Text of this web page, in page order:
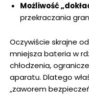
Możliwość
przekraczania
Oczywiście skrajne
mniejsza bateria w
chłodzenia,
aparatu. Dlatego
„zaworem